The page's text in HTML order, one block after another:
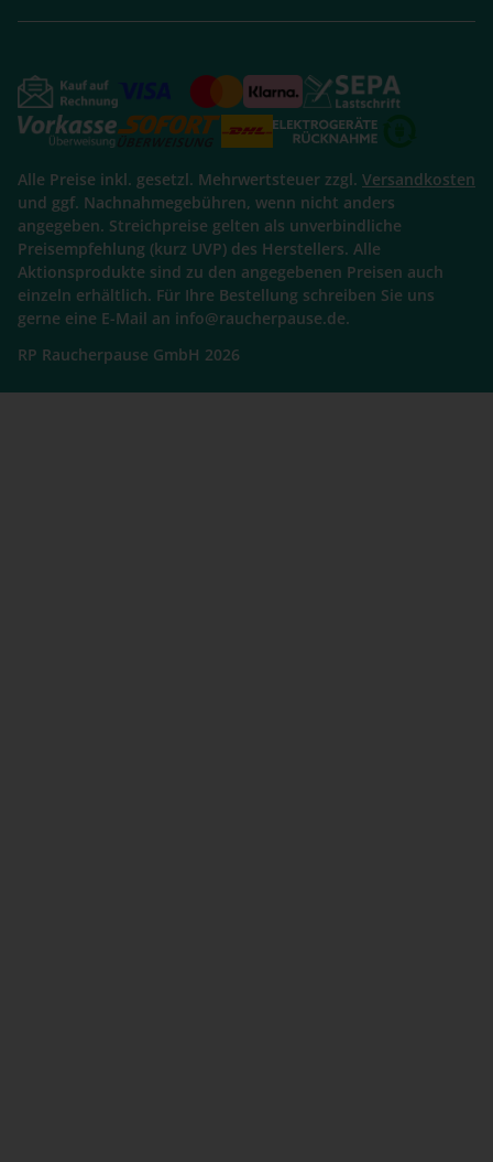
Alle Preise inkl. gesetzl. Mehrwertsteuer zzgl. Versandkosten
und ggf. Nachnahmegebühren, wenn nicht anders
angegeben. Streichpreise gelten als unverbindliche
Preisempfehlung (kurz UVP) des Herstellers. Alle
Aktionsprodukte sind zu den angegebenen Preisen auch
einzeln erhältlich. Für Ihre Bestellung schreiben Sie uns
gerne eine E-Mail an info@raucherpause.de.
RP Raucherpause GmbH 2026